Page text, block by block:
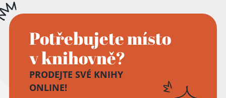
Potřebujete místo
v knihovně?
PRODEJTE SVÉ KNIHY
ONLINE!